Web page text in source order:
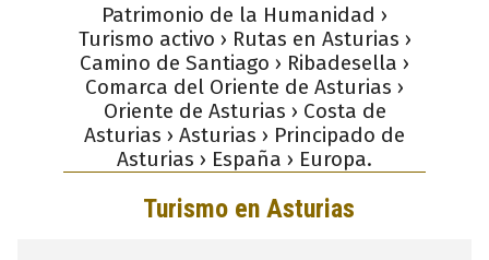
Patrimonio de la Humanidad ›
Turismo activo › Rutas en Asturias ›
Camino de Santiago › Ribadesella ›
Comarca del Oriente de Asturias ›
Oriente de Asturias › Costa de
Asturias › Asturias › Principado de
Asturias › España › Europa.